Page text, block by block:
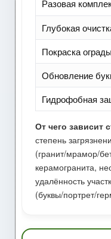
Разовая
Глубокая
Покраска
Обновление
Гидрофобная
От чего зависит
степень
(гранит/мрамор/
керамогранита,
удалённость
(буквы/портрет/